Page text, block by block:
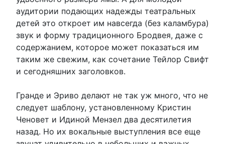
аудитории подающих надежды театральных
детей это откроет им навсегда (без каламбура)
звук и форму традиционного Бродвея, даже с
содержанием, которое может показаться им
таким же свежим, как сочетание Тейлор Свифт
и сегодняшних заголовков.
Гранде и Эриво делают не так уж много, что не
следует шаблону, установленному Кристин
Ченовет и Идиной Мензел два десятилетия
назад. Но их вокальные выступления все еще